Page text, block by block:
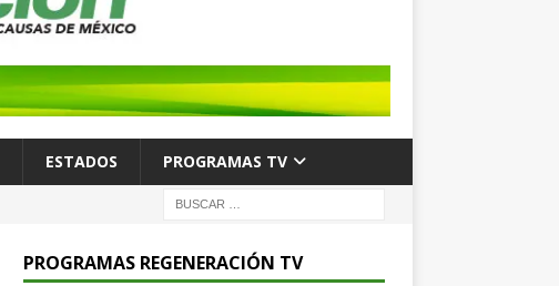
ESTADOS PROGRAMAS TV
PROGRAMAS REGENERACIÓN TV